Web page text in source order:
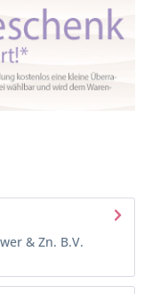
& Zn. B.V.